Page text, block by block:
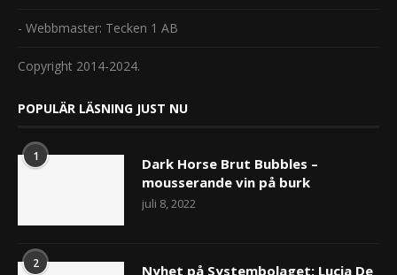
- Webbmaster: Tecken 1 AB
Copyright 2014-2024.
POPULÄR LÄSNING JUST NU
1
Dark Horse Brut Bubbles –
mousserande vin på burk
juli 8, 2022
2
Nyhet på Systembolaget: Lucia De